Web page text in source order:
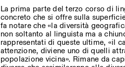
La prima parte del terzo corso di
concreto che si offre sulla
fa notare che «la diversità
non soltanto al linguista ma a
rappresentati di queste ultime, «il
attenzione, diviene uno di quelli
popolazione vicina». Rimane da